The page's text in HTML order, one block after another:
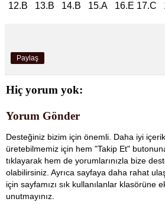
12.B 13.B 14.B 15.A 16.E 17.C
Paylaş
Hiç yorum yok:
Yorum Gönder
Desteğiniz bizim için önemli. Daha iyi
üretebilmemiz için hem "Takip Et"
tıklayarak hem de yorumlarınızla bize
olabilirsiniz. Ayrıca sayfaya daha rahat
için sayfamızı sık kullanılanlar klasörüne
unutmayınız.